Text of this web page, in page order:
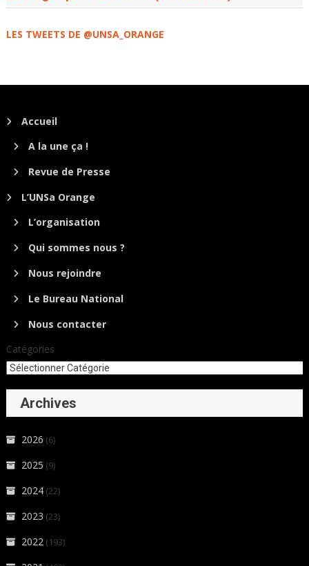
LES TWEETS DE @UNSA_ORANGE
Accueil
A la une ça !
Revue de Presse
L’UNSa Orange
L’organisation
Qui sommes nous ?
Nous rejoindre
Le Bureau National
Nous contacter
Catégories
Archives
2026 (6)
2025 (9)
2024 (22)
2023 (23)
2022 (193)